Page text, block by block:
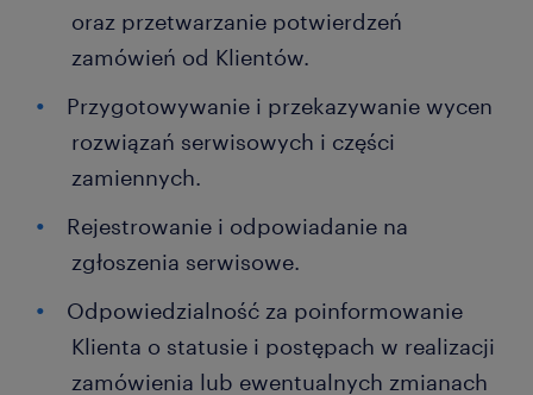
oraz przetwarzanie potwierdzeń
zamówień od Klientów.
Przygotowywanie i przekazywanie wycen
rozwiązań serwisowych i części
zamiennych.
Rejestrowanie i odpowiadanie na
zgłoszenia serwisowe.
Odpowiedzialność za poinformowanie
Klienta o statusie i postępach w realizacji
zamówienia lub ewentualnych zmianach